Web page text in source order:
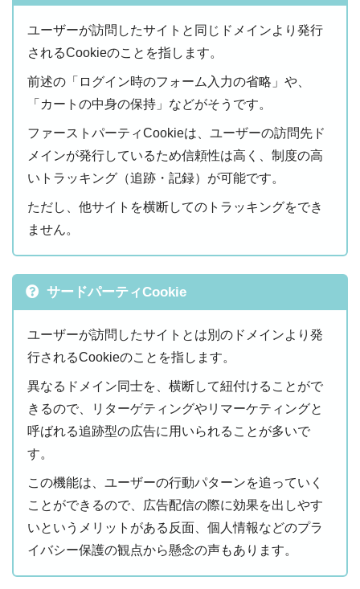
ユーザーが訪問したサイトと同じドメインより発行
されるCookieのことを指します。
前述の「ログイン時のフォーム入力の省略」や、
「カートの中身の保持」などがそうです。
ファーストパーティCookieは、ユーザーの訪問先ド
メインが発行しているため信頼性は高く、制度の高
いトラッキング（追跡・記録）が可能です。
ただし、他サイトを横断してのトラッキングをでき
ません。
サードパーティCookie
ユーザーが訪問したサイトとは別のドメインより発
行されるCookieのことを指します。
異なるドメイン同士を、横断して紐付けることがで
きるので、リターゲティングやリマーケティングと
呼ばれる追跡型の広告に用いられることが多いで
す。
この機能は、ユーザーの行動パターンを追っていく
ことができるので、広告配信の際に効果を出しやす
いというメリットがある反面、個人情報などのプラ
イバシー保護の観点から懸念の声もあります。